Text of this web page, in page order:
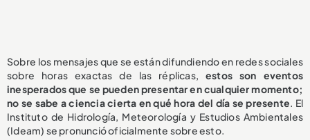
Sobre los mensajes que se están difundiendo en redes sociales
sobre horas exactas de las réplicas,estos son eventos
inesperados que se pueden presentar en cualquier momento;
no se sabe a ciencia cierta en qué hora del día se presente. El
Instituto de Hidrología, Meteorología y Estudios Ambientales
(Ideam) se pronunció oficialmente sobre esto.